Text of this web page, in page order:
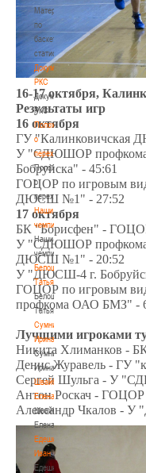
Материалы
по
баскетбольной
статистике
Документы
РКС
Документы
РКС
Положение
о
переходах
Положение
о
переходах
Наши
чемпионы
Наши
чемпионы
Белошапко
Татьяна
Белошапко
Татьяна
Сумникова
Ирина
Сумникова
Ирина
Швайбович
Елена
Швайбович
Елена
Едешко
Иван
Едешко
16-17 октября,
Результаты игр
16 октября
ГУ "Калинковичская
У "СДЮШОР
Бобруйска" - 45:61
ГОЦОР по игровым
ДЮСШ №1" - 27:52
17 октября
БК "Борисфен" -
У "СДЮШОР профкома
ДЮСШ №1" - 20:52
У "ДЮСШ-4 г.
ГОЦОР по игровым
профкома ОАО БМЗ" -
Лучшими игроками
Никита Хлиманков -
Денис Журавель - ГУ
Сергей Шульга - У
Антон Роскач - ГОЦОР
Александр Чкалов -